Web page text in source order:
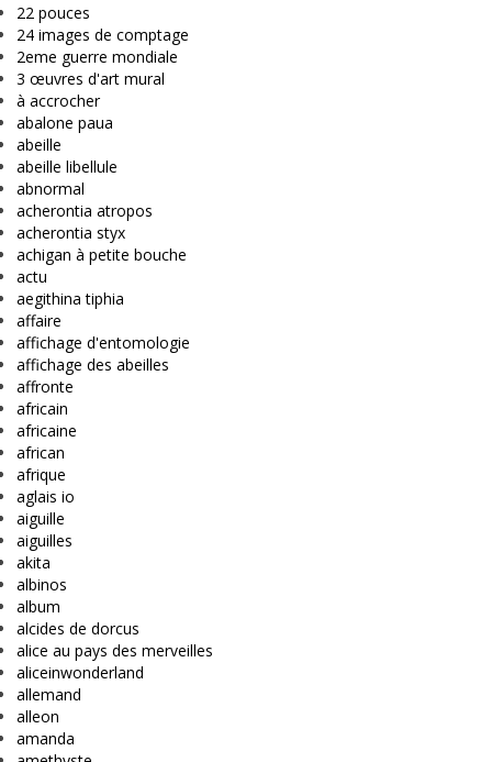
22 pouces
24 images de comptage
2eme guerre mondiale
3 œuvres d'art mural
à accrocher
abalone paua
abeille
abeille libellule
abnormal
acherontia atropos
acherontia styx
achigan à petite bouche
actu
aegithina tiphia
affaire
affichage d'entomologie
affichage des abeilles
affronte
africain
africaine
african
afrique
aglais io
aiguille
aiguilles
akita
albinos
album
alcides de dorcus
alice au pays des merveilles
aliceinwonderland
allemand
alleon
amanda